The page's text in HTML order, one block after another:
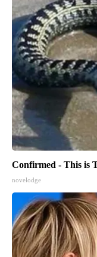
Confirmed - This is
novelodge